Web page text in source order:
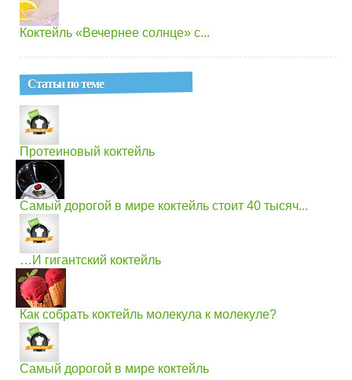
Коктейль «Вечернее солнце» с...
Статьи по теме
Протеиновый коктейль
Самый дорогой в мире коктейль стоит 40 тысяч...
…И гигантский коктейль
Как собрать коктейль молекула к молекуле?
Самый дорогой в мире коктейль